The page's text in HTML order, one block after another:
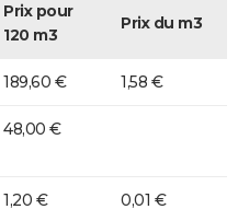
Prix pour
120 m3
Prix du m3
189,60 € 1,58 €
48,00 €
1,20 € 0,01 €